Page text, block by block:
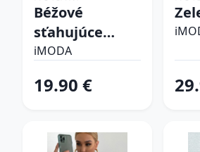
Béžové
sťahujúce
spodné prádlo
iMODA
19.90 €